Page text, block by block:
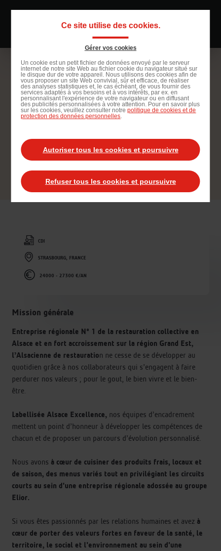
recherche
Pâtissier F/H
Postuler à cette offre
CDI
STRASBOURG, FRANCE
24000 - 27300 €/AN
Mission générale
Entreprise régionale N° 1 de la restauration collective en
Alsace et en fort accroissement sur la région Grand Est,
l’Alsacienne de restauration ne cesse de se développer au
quotidien grâce à nos collaborateurs qui s’engagent à faire
perdurer nos valeurs ; pour le gout, le bien vivre et le bien-
être.
Labellisée Alsace Excellence, nos équipes d’encadrement
mettent un point d’honneur à développer les compétences de
chacun et de proposer un parcours d’évolution personnalisé.
Nous avons à cœur de cuisiner des produits frais, locaux et
de saison, des menus variés tout en privilégiant les circuits
courts au sein d'une entreprise régionale adossée au groupe
Elior.
Si vous êtes passionnés par les relations humaines et avez à
cœur de porter des valeurs fortes en faveur de la santé, le
territoire, le social et l'environnement au sein d'une
Ce site utilise des cookies.
Gérer vos cookies
Un cookie est un petit fichier de données envoyé par le serveur
internet de notre site Web au fichier cookie du navigateur situé sur
le disque dur de votre appareil. Nous utilisons des cookies afin de
vous proposer un site Web convivial, sûr et efficace, de réaliser
des analyses statistiques et, le cas échéant, de vous fournir des
services adaptés à vos besoins et à vos intérêts, par ex. en
personnalisant l'expérience de votre navigateur ou en diffusant
des publicités personnalisées à votre attention. Pour en savoir plus
sur les cookies, veuillez consulter notrepolitique de cookies et de
protection des données personnelles.
Autoriser tous les cookies et poursuivre
Refuser tous les cookies et poursuivre